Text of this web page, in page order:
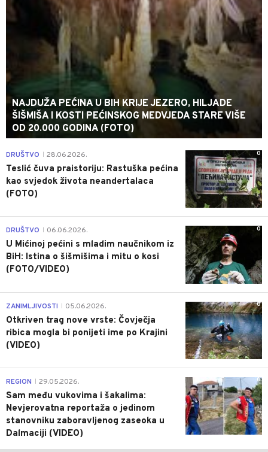
NAJDUŽA PEĆINA U BIH KRIJE JEZERO, HILJADE
ŠIŠMIŠA I KOSTI PEĆINSKOG MEDVJEDA STARE VIŠE
OD 20.000 GODINA (FOTO)
0
DRUŠTVO 28.06.2026.
Teslić čuva praistoriju: Rastuška pećina
kao svjedok života neandertalaca
(FOTO)
0
DRUŠTVO 06.06.2026.
U Mićinoj pećini s mladim naučnikom iz
BiH: Istina o šišmišima i mitu o kosi
(FOTO/VIDEO)
0
ZANIMLJIVOSTI 05.06.2026.
Otkriven trag nove vrste: Čovječja
ribica mogla bi ponijeti ime po Krajini
(VIDEO)
0
REGION 29.05.2026.
Sam među vukovima i šakalima:
Nevjerovatna reportaža o jedinom
stanovniku zaboravljenog zaseoka u
Dalmaciji (VIDEO)